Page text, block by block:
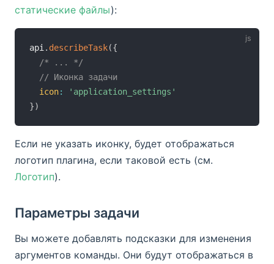
статические файлы):
api . describeTask({
/* ... */
// Иконка задачи
icon:
'application_settings'
})
Если не указать иконку, будет отображаться
логотип плагина, если таковой есть (см.
Логотип).
Параметры задачи
Вы можете добавлять подсказки для изменения
аргументов команды. Они будут отображаться в